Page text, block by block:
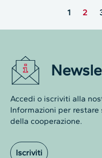
1 2
Accedi o iscriviti alla
Informazioni per
della cooperazione.
Iscriviti